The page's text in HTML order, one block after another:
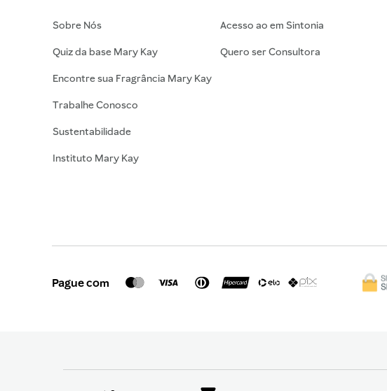
Sobre Nós
Quiz da base Mary Kay
Encontre sua Fragrância Mary Kay
Trabalhe Conosco
Sustentabilidade
Instituto Mary Kay
Acesso ao em Sintonia
Quero ser Consultora
Pague com